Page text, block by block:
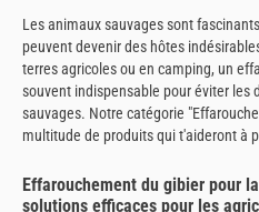
Les animaux sauvages sont
peuvent devenir des hôtes
terres agricoles ou en camping, un
souvent indispensable pour éviter les
sauvages. Notre catégorie
multitude de produits qui t'aideront à
Effarouchement du gibier pour
solutions efficaces pour les